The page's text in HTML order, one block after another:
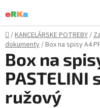
na
obsah
Domov
/KANCELÁRSKE POTREBY/
dokumenty/Box na spisy A4
Box na
PASTELINI
ružový